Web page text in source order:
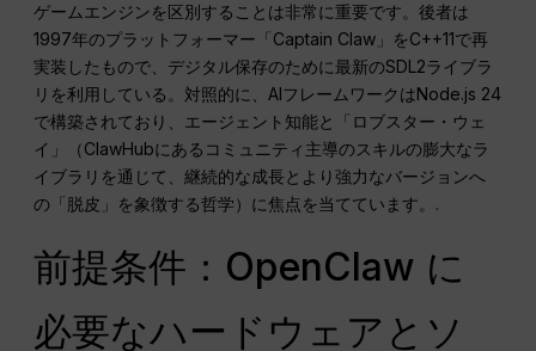
ゲームエンジンを区別することは非常に重要です。後者は
1997年のプラットフォーマー「Captain Claw」をC++11で再
実装したもので、デジタル保存のために最新のSDL2ライブラ
リを利用している。対照的に、AIフレームワークはNode.js 24
で構築されており、エージェント知能と「ロブスター・ウェ
イ」（ClawHubにあるコミュニティ主導のスキルの膨大なラ
イブラリを通じて、継続的な成長とより強力なバージョンへ
の「脱皮」を象徴する哲学）に焦点を当てています。.
前提条件：OpenClaw に
必要なハードウェアとソ